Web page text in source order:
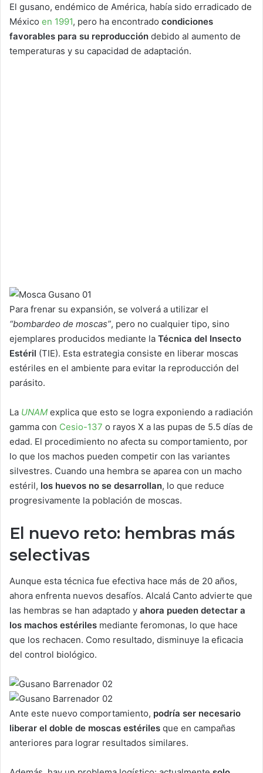
El gusano, endémico de América, había sido erradicado de
México en 1991, pero ha encontrado condiciones
favorables para su reproducción debido al aumento de
temperaturas y su capacidad de adaptación.
Para frenar su expansión, se volverá a utilizar el
“bombardeo de moscas”, pero no cualquier tipo, sino
ejemplares producidos mediante la Técnica del Insecto
Estéril (TIE). Esta estrategia consiste en liberar moscas
estériles en el ambiente para evitar la reproducción del
parásito.
La UNAM explica que esto se logra exponiendo a radiación
gamma con Cesio-137 o rayos X a las pupas de 5.5 días de
edad. El procedimiento no afecta su comportamiento, por
lo que los machos pueden competir con las variantes
silvestres. Cuando una hembra se aparea con un macho
estéril, los huevos no se desarrollan, lo que reduce
progresivamente la población de moscas.
El nuevo reto: hembras más
selectivas
Aunque esta técnica fue efectiva hace más de 20 años,
ahora enfrenta nuevos desafíos. Alcalá Canto advierte que
las hembras se han adaptado y ahora pueden detectar a
los machos estériles mediante feromonas, lo que hace
que los rechacen. Como resultado, disminuye la eficacia
del control biológico.
Ante este nuevo comportamiento, podría ser necesario
liberar el doble de moscas estériles que en campañas
anteriores para lograr resultados similares.